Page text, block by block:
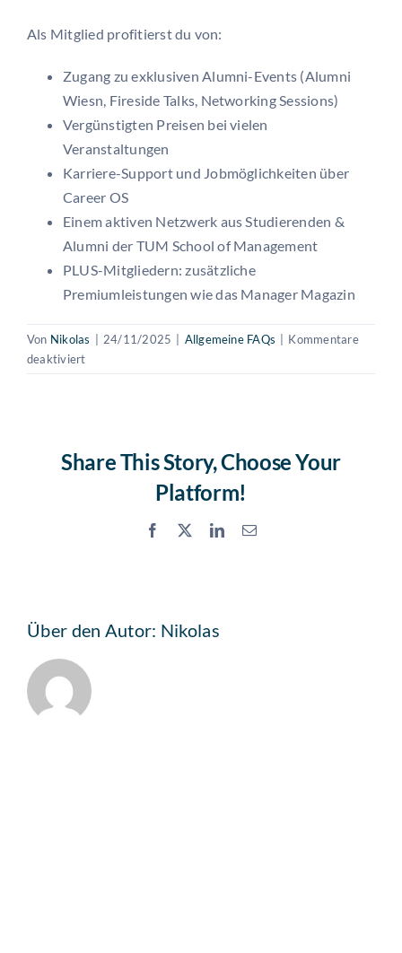
Als Mitglied profitierst du von:
Zugang zu exklusiven Alumni-Events (Alumni
Wiesn, Fireside Talks, Networking Sessions)
Vergünstigten Preisen bei vielen
Veranstaltungen
Karriere-Support und Jobmöglichkeiten über
Career OS
Einem aktiven Netzwerk aus Studierenden &
Alumni der TUM School of Management
PLUS-Mitgliedern: zusätzliche
Premiumleistungen wie das Manager Magazin
Von Nikolas 24/11/2025 Allgemeine FAQs
Kommentare
deaktiviertfür
als
Management
Share This Story, Choose Your
Platform!
Facebook LinkedInEmail
Über den Autor: Nikolas